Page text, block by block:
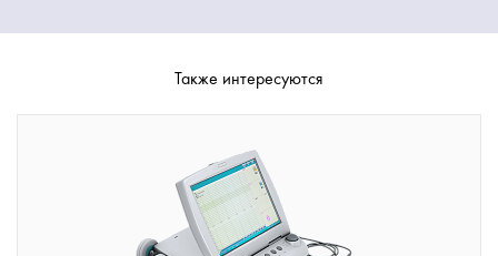
Также интересуются